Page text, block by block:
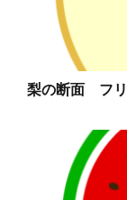
梨の断面 フ